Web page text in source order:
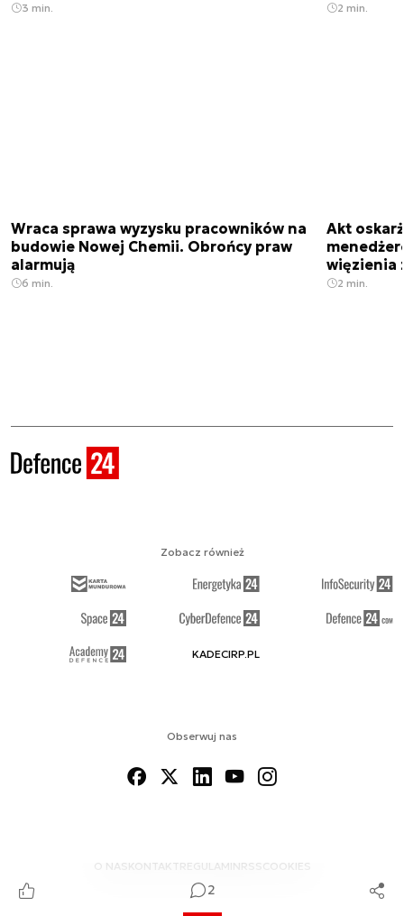
2
3 min. 2 min.
Wraca sprawa wyzysku pracowników na
budowie Nowej Chemii. Obrońcy praw
alarmują
6 min.
Akt
więzienia
2 min.
Obserwuj nas
O NAS KONTAKTREGULAMINRSS COOKIES
Zobacz również
KADECIRP.PL